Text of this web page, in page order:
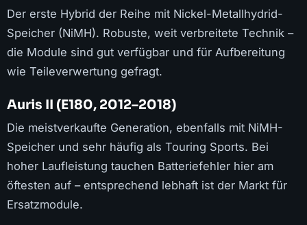
Der erste Hybrid der Reihe mit Nickel-Metallhydrid-
Speicher (NiMH). Robuste, weit verbreitete Technik –
die Module sind gut verfügbar und für Aufbereitung
wie Teileverwertung gefragt.
Auris II (E180, 2012–2018)
Die meistverkaufte Generation, ebenfalls mit NiMH-
Speicher und sehr häufig als Touring Sports. Bei
hoher Laufleistung tauchen Batteriefehler hier am
öftesten auf – entsprechend lebhaft ist der Markt für
Ersatzmodule.